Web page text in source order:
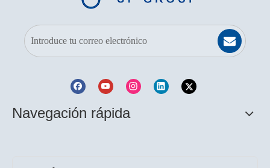
Navegación rápida